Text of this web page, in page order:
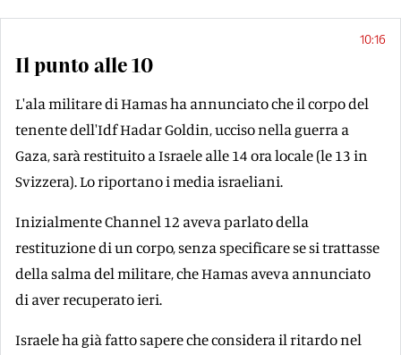
10:16
Il punto alle 10
L'ala militare di Hamas ha annunciato che il corpo del
tenente dell'Idf Hadar Goldin, ucciso nella guerra a
Gaza, sarà restituito a Israele alle 14 ora locale (le 13 in
Svizzera). Lo riportano i media israeliani.
Inizialmente Channel 12 aveva parlato della
restituzione di un corpo, senza specificare se si trattasse
della salma del militare, che Hamas aveva annunciato
di aver recuperato ieri.
Israele ha già fatto sapere che considera il ritardo nel